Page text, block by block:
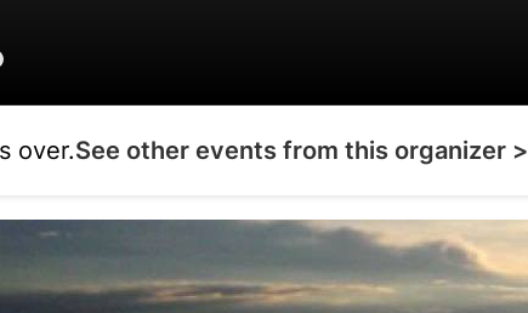
over.See other events from this organizer >